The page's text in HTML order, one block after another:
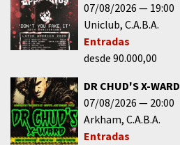
07/08/2026
19:00
Uniclub C.A.B.A.
Entradas
desde 90.000,00
DR CHUD'S X-WARD
07/08/2026
20:00
Arkham C.A.B.A.
Entradas